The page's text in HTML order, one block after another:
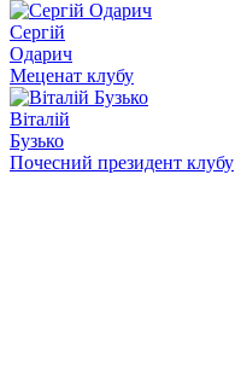
Сергій
Одарич
Меценат клубу
Віталій
Бузько
Почесний президент клубу